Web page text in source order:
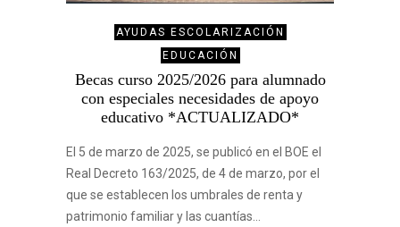
AYUDAS ESCOLARIZACIÓN
EDUCACIÓN
Becas curso 2025/2026 para alumnado
con especiales necesidades de apoyo
educativo *ACTUALIZADO*
El 5 de marzo de 2025, se publicó en el BOE el
Real Decreto 163/2025, de 4 de marzo, por el
que se establecen los umbrales de renta y
patrimonio familiar y las cuantías…